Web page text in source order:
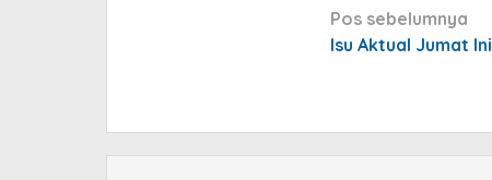
Navigasi
pos
Pos sebelumnya
Isu Aktual Jumat Ini